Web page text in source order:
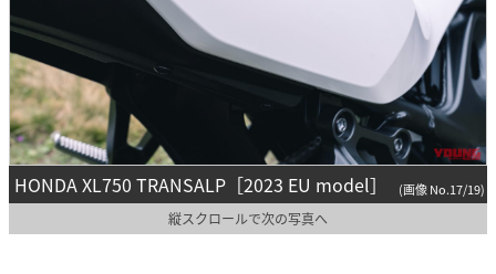
HONDA XL750 TRANSALP［2023 EU model］ (画像 No.17/19)
縦スクロールで次の写真へ